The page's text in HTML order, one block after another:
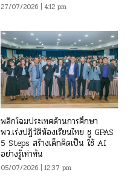
27/07/2026 | 4:12 pm
พลิกโฉมประเทศด้านการศึกษา
พว.เร่งปฏิวัติห้องเรียนไทย ชู GPAS
5 Steps สร้างเด็กคิดเป็น ใช้ AI
อย่างรู้เท่าทัน
05/07/2026 | 12:37 pm